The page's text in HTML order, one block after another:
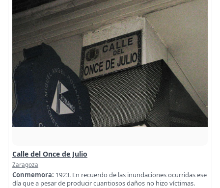
Calle del Once de Julio
Zaragoza
Conmemora: 1923. En recuerdo de las inundaciones ocurridas ese
día que a pesar de producir cuantiosos daños no hizo víctimas.